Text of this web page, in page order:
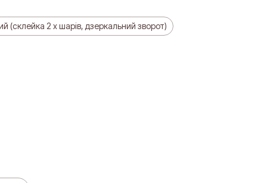
(склейка 2 х шарів, дзеркальний зворот)